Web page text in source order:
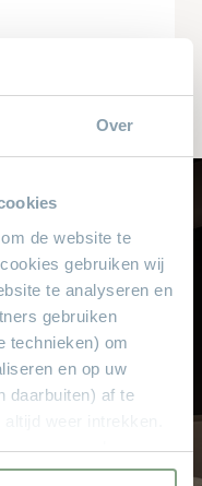
Over
de website te
gebruiken wij
te analyseren en
gebruiken
technieken) om
en op uw
daarbuiten) af te
van uw keuze op
* zijn ingevuld.
adviseren
van